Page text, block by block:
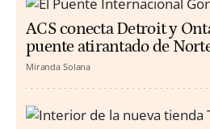
ACS conecta Detroit y
puente atirantado de
Miranda Solana